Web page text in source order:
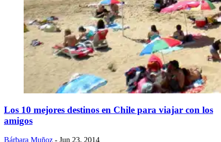
Los 10 mejores destinos en Chile para viajar con los
amigos
Bárbara Muñoz - Jun 23, 2014